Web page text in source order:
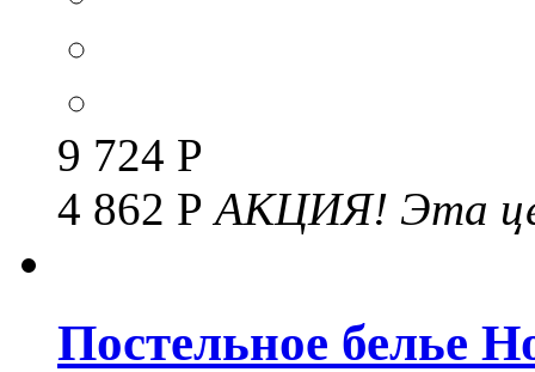
9 724 Р
4 862 РАКЦИЯ! Эта
Постельное белье